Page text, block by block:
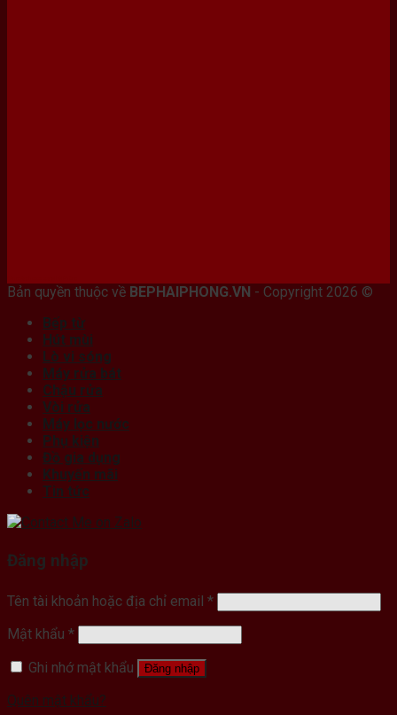
Bản quyền thuộc về BEPHAIPHONG.VN - Copyright 2026 ©
Bếp từ
Hút mùi
Lò vi sóng
Máy rửa bát
Chậu rửa
Vòi rửa
Máy lọc nước
Phụ kiện
Đồ gia dụng
Khuyến mãi
Tin tức
Đăng nhập
Tên tài khoản hoặc địa chỉ email *
Mật khẩu *
Ghi nhớ mật khẩu
Đăng nhập
Quên mật khẩu?